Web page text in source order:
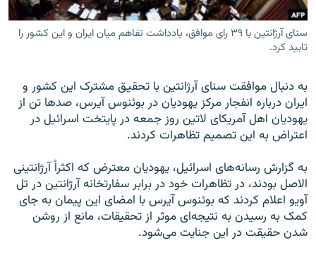
زبان‌های دیگرسنای آرژانتین با ۳۹ رای موافق، یادداشت تفاهم میان ایران و این کشور را
تایید کرد.
به دنبال موافقت سنای آرژانتین با تحقیق مشترک این کشور و
ایران درباره انفجار مرکز یهودیان در بوئنوس آیرس، صدها تن از
یهودیان اهل آمریکای لاتین روز جمعه در پایتخت اسرائیل در
اعتراض به این تصمیم تظاهرات کردند.
به گزارش رسانه‌های اسرائیل، یهودیان معترض که اکثراً آرژانتینی
الاصل بودند، در تظاهرات خود در برابر سفارتخانه آرژانتین در تل
آویو اعلام کردند که بوئنوس آیرس با امضای این پیمان به جای
کمک به رسیدن به نتیجه‌ای موثر از تحقیقات، مانع از روشن
شدن حقیقت در این جنایت می‌شود.